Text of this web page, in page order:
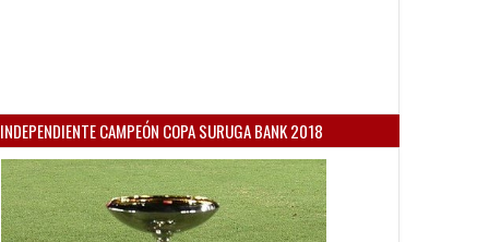
INDEPENDIENTE CAMPEÓN COPA SURUGA BANK 2018